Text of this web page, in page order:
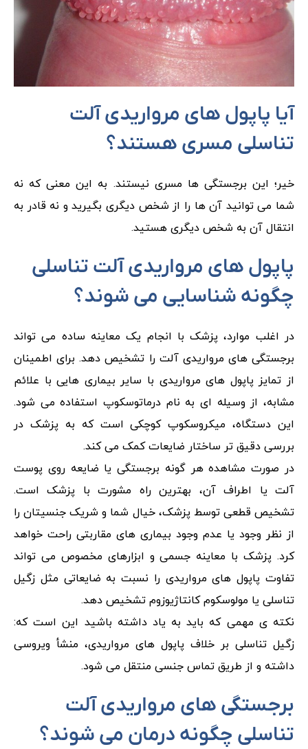
آیا پاپول‌ های مرواریدی آلت
تناسلی مسری هستند؟
خیر؛ این برجستگی‌ ها مسری نیستند. به این معنی که نه
شما می توانید آن ها را از شخص دیگری بگیرید و نه قادر به
انتقال آن به شخص دیگری هستید.
پاپول‌ های مرواریدی آلت تناسلی
چگونه شناسایی می شوند؟
در اغلب موارد، پزشک با انجام یک معاینه ساده می تواند
برجستگی‌ های مرواریدی آلت را تشخیص دهد. برای اطمینان
از تمایز پاپول های مرواریدی با سایر بیماری هایی با علائم
مشابه، از وسیله‌ ای به نام درماتوسکوپ استفاده می شود.
این دستگاه، میکروسکوپ کوچکی است که به پزشک در
بررسی دقیق تر ساختار ضایعات کمک می کند.
در صورت مشاهده هر گونه برجستگی یا ضایعه روی پوست
آلت یا اطراف آن، بهترین راه مشورت با پزشک است.
تشخیص قطعی توسط پزشک، خیال شما و شریک جنسیتان را
از نظر وجود یا عدم وجود بیماری‌ های مقاربتی راحت خواهد
کرد. پزشک با معاینه جسمی و ابزارهای مخصوص می تواند
تفاوت پاپول‌ های مرواریدی را نسبت به ضایعاتی مثل زگیل
تناسلی یا مولوسکوم کانتاژیوزوم تشخیص دهد.
نکته ی مهمی که باید به یاد داشته باشید این است که:
زگیل تناسلی بر خلاف پاپول‌ های مرواریدی، منشأ ویروسی
داشته و از طریق تماس جنسی منتقل می شود.
برجستگی‌ های مرواریدی آلت
تناسلی چگونه درمان می شوند؟